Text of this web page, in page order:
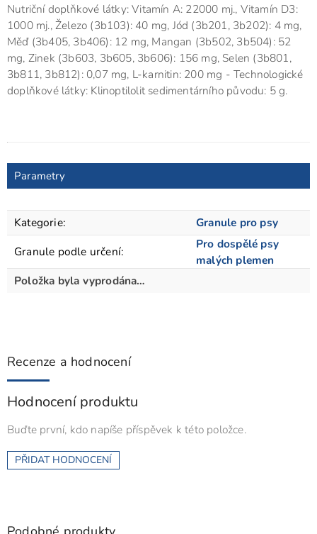
Nutriční doplňkové látky: Vitamín A: 22000 mj., Vitamín D3:
1000 mj., Železo (3b103): 40 mg, Jód (3b201, 3b202): 4 mg,
Měď (3b405, 3b406): 12 mg, Mangan (3b502, 3b504): 52
mg, Zinek (3b603, 3b605, 3b606): 156 mg, Selen (3b801,
3b811, 3b812): 0,07 mg, L-karnitin: 200 mg - Technologické
doplňkové látky: Klinoptilolit sedimentárního původu: 5 g.
Parametry
Kategorie:
Granule pro psy
Granule podle určení:
Pro dospělé psy
malých plemen
Položka byla vyprodána…
Recenze a hodnocení
Hodnocení produktu
Buďte první, kdo napíše příspěvek k této položce.
PŘIDAT HODNOCENÍ